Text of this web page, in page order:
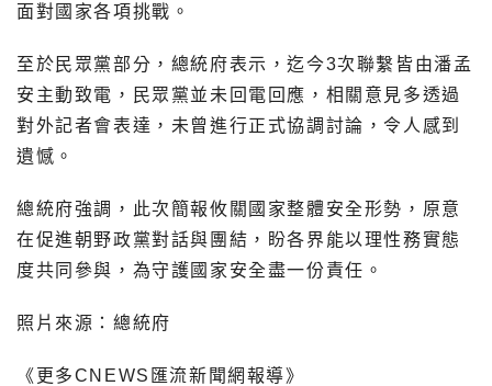
面對國家各項挑戰。
至於民眾黨部分，總統府表示，迄今3次聯繫皆由潘孟
安主動致電，民眾黨並未回電回應，相關意見多透過
對外記者會表達，未曾進行正式協調討論，令人感到
遺憾。
總統府強調，此次簡報攸關國家整體安全形勢，原意
在促進朝野政黨對話與團結，盼各界能以理性務實態
度共同參與，為守護國家安全盡一份責任。
照片來源：總統府
《更多CNEWS匯流新聞網報導》